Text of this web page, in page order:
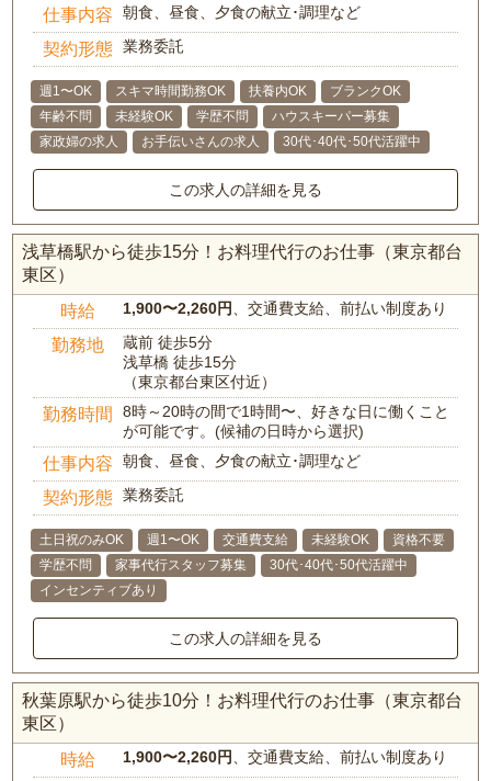
仕事内容 朝食、昼食、夕食の献立･調理など
契約形態 業務委託
週1〜OK スキマ時間勤務OK 扶養内OK
ブランクOK
年齢不問
未経験OK 学歴不問
ハウスキーパー募集
家政婦の求人
お手伝いさんの求人 30代･40代･50代活躍中
この求人の詳細を見る
浅草橋駅から徒歩15分！お料理代行のお仕事（東京都台
東区）
時給 1,900〜2,260円、交通費支給、前払い制度あり
勤務地
蔵前 徒歩5分
浅草橋 徒歩15分
（東京都台東区付近）
勤務時間
8時～20時の間で1時間〜、好きな日に働くこと
が可能です。(候補の日時から選択)
仕事内容 朝食、昼食、夕食の献立･調理など
契約形態 業務委託
土日祝のみOK 週1〜OK 交通費支給 未経験OK
資格不要
学歴不問
家事代行スタッフ募集
30代･40代･50代活躍中
インセンティブあり
この求人の詳細を見る
秋葉原駅から徒歩10分！お料理代行のお仕事（東京都台
東区）
時給 1,900〜2,260円、交通費支給、前払い制度あり